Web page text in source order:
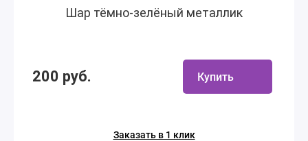
Шар тёмно-зелёный металлик
200 руб. Купить
Заказать в 1 клик